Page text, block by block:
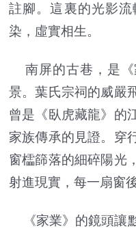
註腳。這裏的光影
染，虛實相生。
南屏的古巷，是《
景。葉氏宗祠的威嚴
曾是《臥虎藏龍》的
家族傳承的見證。穿
窗櫺篩落的細碎陽光
射進現實，每一扇窗
《家業》的鏡頭讓